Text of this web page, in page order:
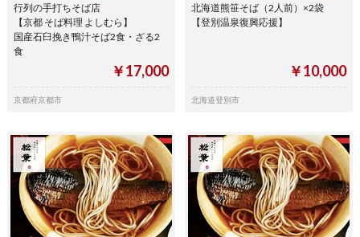
行列の手打ちそば店
【京都 そば料理 よしむら】
国産石臼挽き鴨汁そば2食・ざる2
食
￥17,000
京都府京都市
北海道熊笹そば（2人前）×2袋
【登別温泉復興応援】
￥10,000
北海道登別市